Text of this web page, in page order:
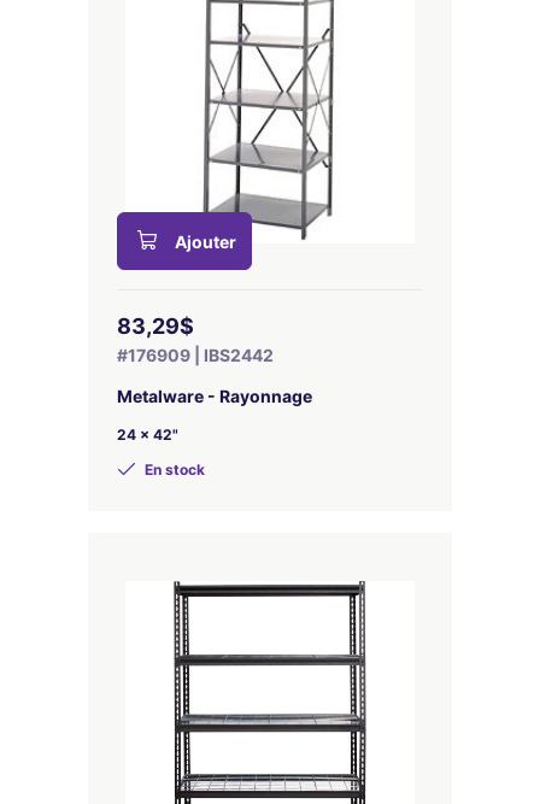
Ajouter
83,29$
#176909 | IBS2442
Metalware - Rayonnage
24 x 42"
En stock